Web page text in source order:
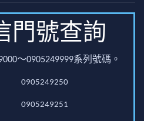
門號查詢
～0905249999系列號碼。
0905249250
0905249251